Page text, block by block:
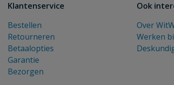
Klantenservice
Bestellen
Retourneren
Betaalopties
Garantie
Bezorgen
Ook
Over
Werken